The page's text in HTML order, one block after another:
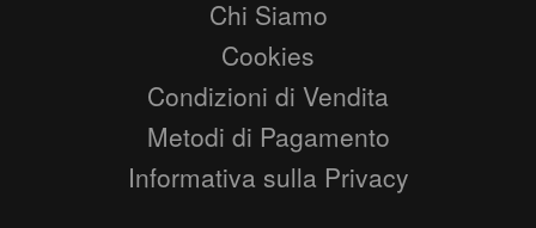
Chi Siamo
Cookies
Condizioni di Vendita
Metodi di Pagamento
Informativa sulla Privacy